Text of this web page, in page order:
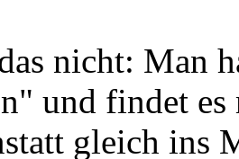
nicht: Man
und findet
gleich ins